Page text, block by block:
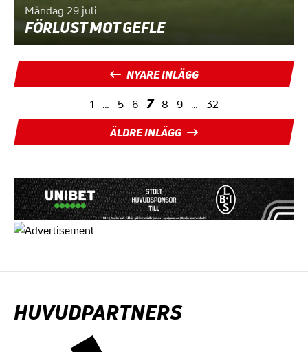
Måndag 29 juli
FÖRLUST MOT GEFLE
SIDNUMRERING
FÖR
NYARE INLÄGG
1 … 5 6 7 8 9 … 32
ÄLDRE INLÄGG
HUVUDPARTNERS